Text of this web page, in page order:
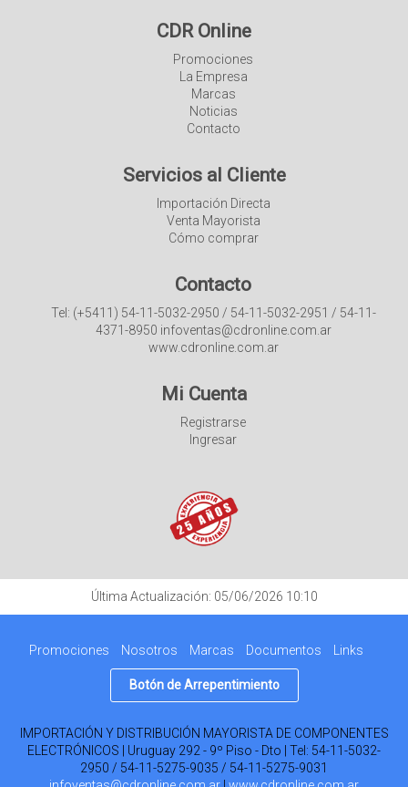
CDR Online
Promociones
La Empresa
Marcas
Noticias
Contacto
Servicios al Cliente
Importación Directa
Venta Mayorista
Cómo comprar
Contacto
Tel: (+5411) 54-11-5032-2950 / 54-11-5032-2951 / 54-11-
4371-8950 infoventas@cdronline.com.ar
www.cdronline.com.ar
Mi Cuenta
Registrarse
Ingresar
Última Actualización: 05/06/2026 10:10
Promociones Nosotros Marcas Documentos Links
Botón de Arrepentimiento
IMPORTACIÓN Y DISTRIBUCIÓN MAYORISTA DE COMPONENTES
ELECTRÓNICOS | Uruguay 292 - 9º Piso - Dto | Tel: 54-11-5032-
2950 / 54-11-5275-9035 / 54-11-5275-9031